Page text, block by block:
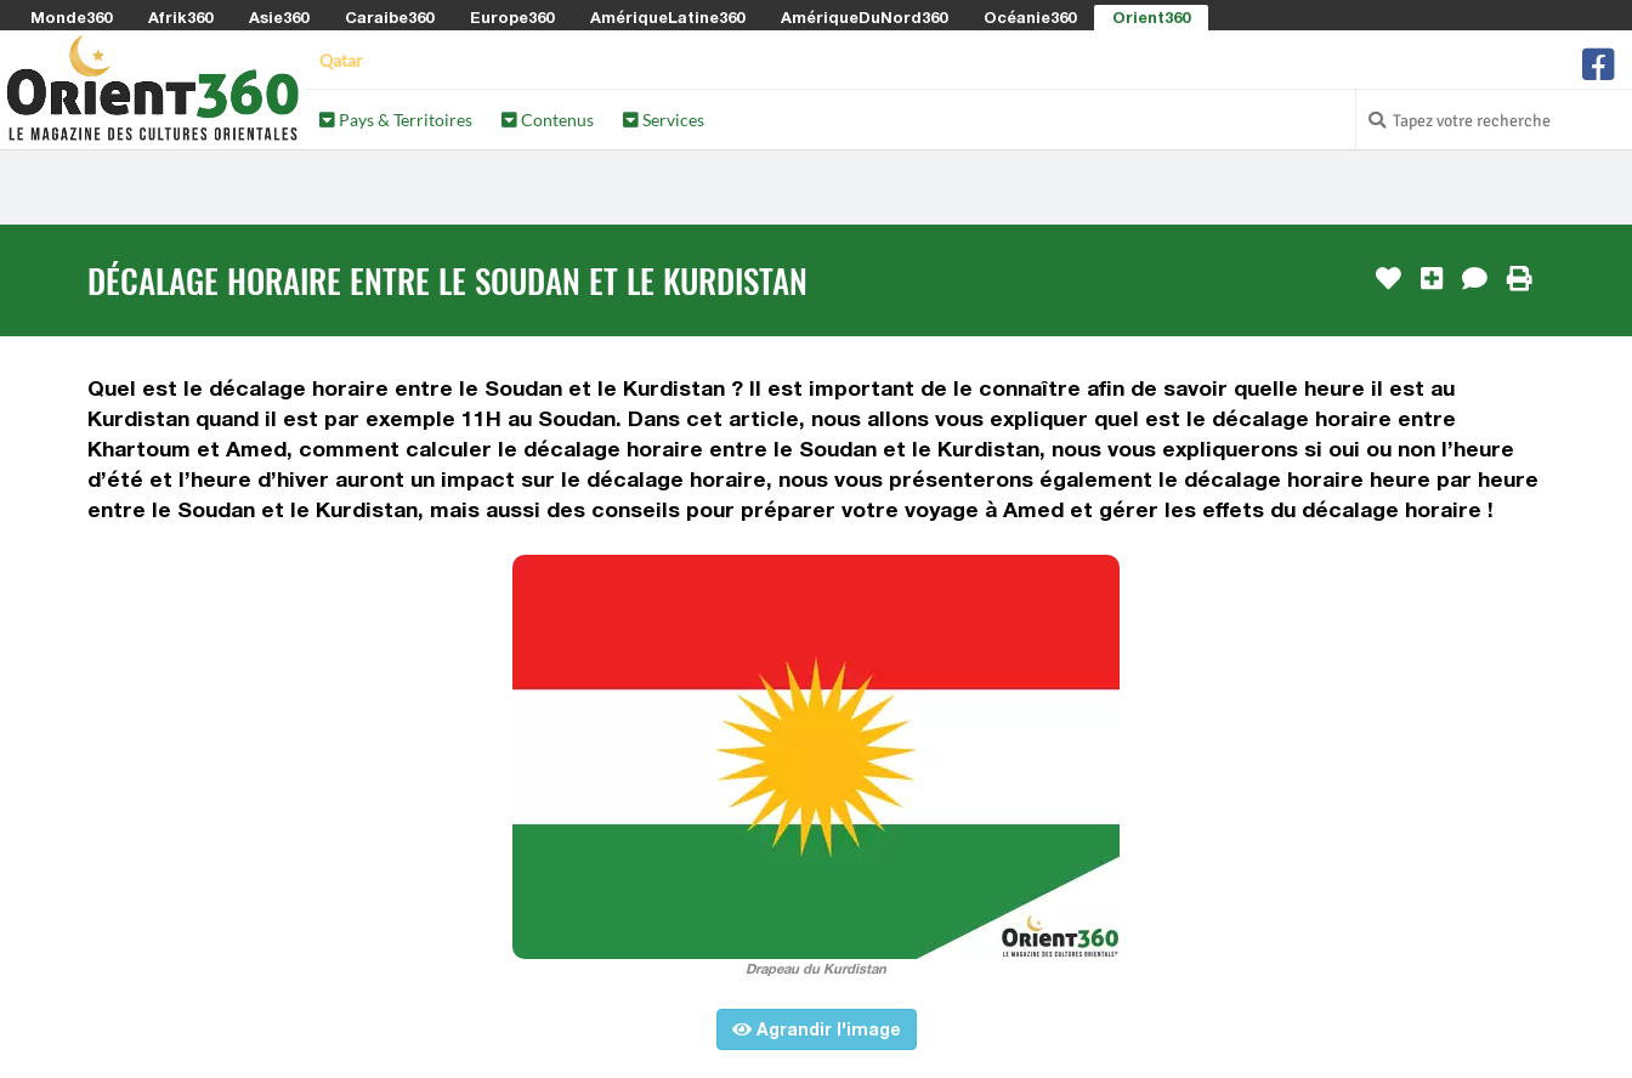
Monde360 Afrik360 Asie360 Caraibe360 Europe360 AmériqueLatine360 AmériqueDuNord360 Océanie360 Orient360
Qatar
Pays & Territoires Contenus Services
DÉCALAGE HORAIRE ENTRE LE SOUDAN ET LE KURDISTAN
Quel est le décalage horaire entre le Soudan et le Kurdistan ? Il est important de le connaître afin de savoir quelle heure il est au
Kurdistan quand il est par exemple 11H au Soudan. Dans cet article, nous allons vous expliquer quel est le décalage horaire entre
Khartoum et Amed, comment calculer le décalage horaire entre le Soudan et le Kurdistan, nous vous expliquerons si oui ou non l’heure
d’été et l’heure d’hiver auront un impact sur le décalage horaire, nous vous présenterons également le décalage horaire heure par heure
entre le Soudan et le Kurdistan, mais aussi des conseils pour préparer votre voyage à Amed et gérer les effets du décalage horaire !
Drapeau du Kurdistan
Agrandir l'image